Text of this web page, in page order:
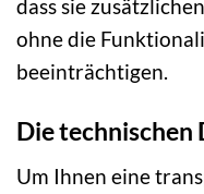
dass sie
ohne die
beeinträchtigen.
Die technischen
Um Ihnen eine